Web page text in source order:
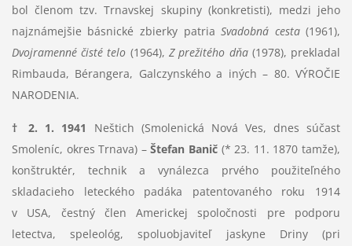
bol členom tzv. Trnavskej skupiny (konkretisti), medzi jeho
najznámejšie básnické zbierky patriaSvadobná cesta(1961),
Dvojramenné čisté telo (1964),Z prežitého dňa(1978), prekladal
Rimbauda, Bérangera, Galczynského a iných – 80. VÝROČIE
NARODENIA.
† 2. 1. 1941
Neštich (Smolenická Nová Ves, dnes súčasť
Smoleníc, okres Trnava) –Štefan Banič (* 23. 11. 1870 tamže),
konštruktér, technik a vynálezca prvého použiteľného
skladacieho leteckého padáka patentovaného roku 1914
v USA, čestný člen Americkej spoločnosti pre podporu
letectva, speleológ, spoluobjaviteľ jaskyne Driny (pri